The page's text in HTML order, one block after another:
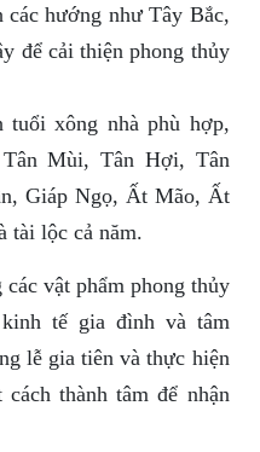
các hướng như Tây Bắc,
để cải thiện phong thủy
tuổi xông nhà phù hợp,
Mùi, Tân Hợi, Tân
Giáp Ngọ, Ất Mão, Ất
tài lộc cả năm.
vật phẩm phong thủy
tế gia đình và tâm
lễ gia tiên và thực hiện
thành tâm để nhận